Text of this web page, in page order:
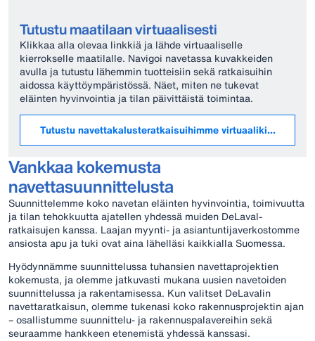
Tutustu maatilaan virtuaalisesti
Klikkaa alla olevaa linkkiä ja lähde virtuaaliselle
kierrokselle maatilalle. Navigoi navetassa kuvakkeiden
avulla ja tutustu lähemmin tuotteisiin sekä ratkaisuihin
aidossa käyttöympäristössä. Näet, miten ne tukevat
eläinten hyvinvointia ja tilan päivittäistä toimintaa.
Tutustu navettakalusteratkaisuihimme virtuaalikierroksella
Vankkaa kokemusta
navettasuunnittelusta
Suunnittelemme koko navetan eläinten hyvinvointia, toimivuutta
ja tilan tehokkuutta ajatellen yhdessä muiden DeLaval-
ratkaisujen kanssa. Laajan myynti- ja asiantuntijaverkostomme
ansiosta apu ja tuki ovat aina lähelläsi kaikkialla Suomessa.
Hyödynnämme suunnittelussa tuhansien navettaprojektien
kokemusta, ja olemme jatkuvasti mukana uusien navetoiden
suunnittelussa ja rakentamisessa. Kun valitset DeLavalin
navettaratkaisun, olemme tukenasi koko rakennusprojektin ajan
– osallistumme suunnittelu- ja rakennuspalavereihin sekä
seuraamme hankkeen etenemistä yhdessä kanssasi.